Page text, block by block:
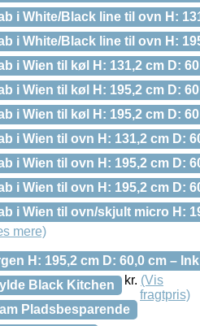
i White/Black line til ovn H:
i White/Black line til ovn H:
i Wien til køl H: 131,2 cm D:
i Wien til køl H: 195,2 cm D:
i Wien til køl H: 195,2 cm D:
i Wien til ovn H: 131,2 cm D:
i Wien til ovn H: 195,2 cm D:
i Wien til ovn H: 195,2 cm D:
i Wien til ovn/skjult micro H:
H: 195,2 cm D: 60,0 cm –
Black Kitchen
Pladsbesparende
mere)
kr. (Vis
fragtpris)